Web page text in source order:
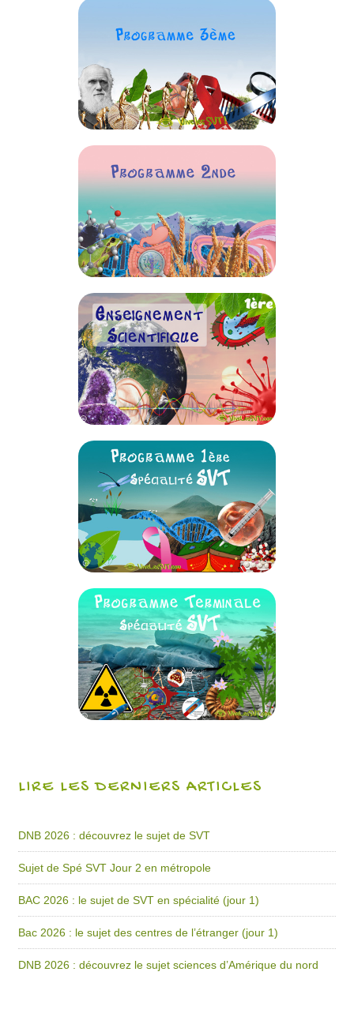
LIRE LES DERNIERS ARTICLES
DNB 2026 : découvrez le sujet de SVT
Sujet de Spé SVT Jour 2 en métropole
BAC 2026 : le sujet de SVT en spécialité (jour 1)
Bac 2026 : le sujet des centres de l’étranger (jour 1)
DNB 2026 : découvrez le sujet sciences d’Amérique du nord